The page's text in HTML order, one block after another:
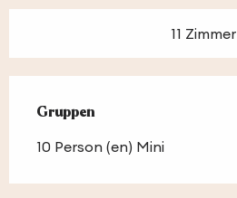
11 Zimmer
Gruppen
Gruppen
10 Person (en) Mini